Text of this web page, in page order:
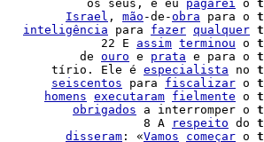
|            os seus, e eu pagarei o
Israel , mão -de-obra para o
inteligência para fazer qualquer
|              22 E assim terminou o
|           de ouro e prata e para o
|       tírio. Ele é especialista no
seiscentos para fiscalizar o
homens executaram fielmente o
obrigados a interromper o
|                    8 A respeito do
disseram : «Vamos começar o